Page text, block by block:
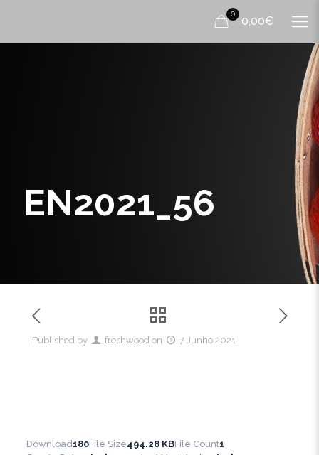
0
0,00€
EN2021_56
Published by freshwood on 7 Junho 2021
Download180File Size494.28 KBFile Count1